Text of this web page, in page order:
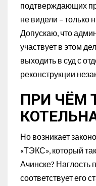
подтверждающих
не видели – только
Допускаю, что
участвует в этом
выходить в суд с
реконструкции
ПРИ ЧЁМ
Но возникает
«ТЭКС», который
Ачинске? Наглость
соответствует его